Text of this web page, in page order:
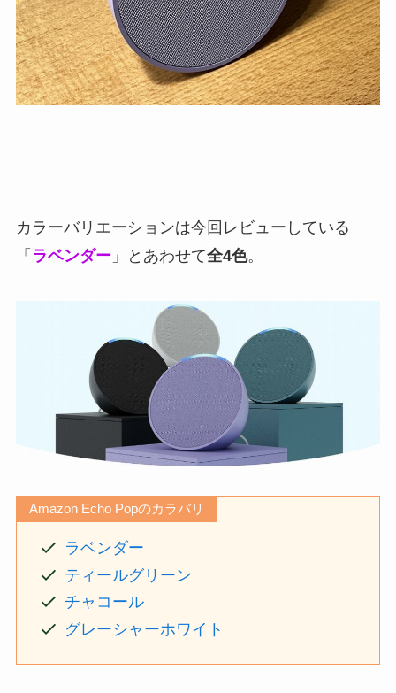
カラーバリエーションは今回レビューしている
「 ラベンダー」とあわせて全4色。
Amazon Echo Popのカラバリ
ラベンダー
ティールグリーン
チャコール
グレーシャーホワイト